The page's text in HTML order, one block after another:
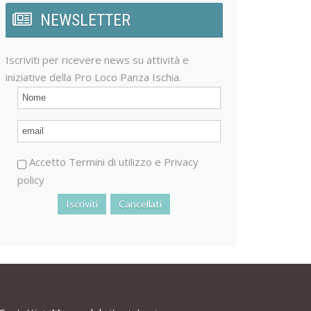
NEWSLETTER
Iscriviti per ricevere news su attività e
iniziative della Pro Loco Panza Ischia.
Accetto Termini di utilizzo e Privacy
policy